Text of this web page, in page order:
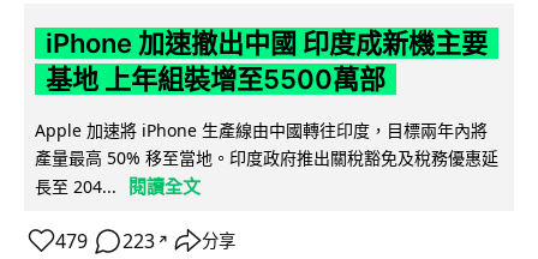
iPhone 加速撤出中國 印度成新機主要
基地 上年組裝增至5500萬部
Apple 加速將 iPhone 生產線由中國轉往印度，目標兩年內將
產量最高 50% 移至當地。印度政府推出關稅豁免及稅務優惠延
長至 204...
閱讀全文
479 223 ↗ 分享